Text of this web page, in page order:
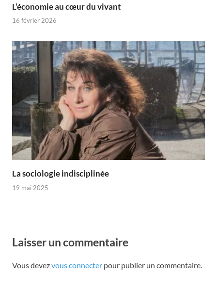
L’économie au cœur du vivant
16 février 2026
La sociologie indisciplinée
19 mai 2025
Laisser un commentaire
Vous devezvous connecter pour publier un commentaire.